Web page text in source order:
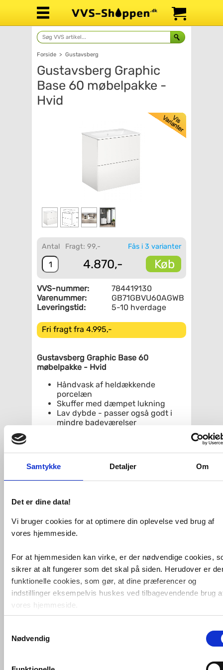
Samtykke Detaljer Om
Det er dine data!
Vi bruger cookies for at optimere din oplevelse ved brug af
vores hjemmeside.
For at hjemmesiden kan virke, er der nødvendige cookies,
sikrer at alt fungerer som det skal på siden. Herudover er
funktionelle cookies, som gør, at dine præferencer og
indstillinger eksempelvis huskes ved tilbagevendende brug
vores hjemmeside.
Foruden nødvendige og funktionelle cookies er der
cookies. Disse bruger vi bl.a. til at måle trafik, omsætning,
marketingcookies, som vi bruger til at målrette vores
Nødvendig
Forside > Gustavsberg
Gustavsberg Graphic
Base 60 møbelpakke -
Hvid
Fås i 3 varianter
Antal Fragt: 99,-
4.870,- Køb
VVS-nummer:
784419130
Varenummer:
GB71GBVU60AGWB
Leveringstid:
5-10 hverdage
Fri fragt fra 4.995,-
Gustavsberg Graphic Base 60
møbelpakke - Hvid
Håndvask af heldækkende
porcelæn
Skuffer med dæmpet lukning
Lav dybde - passer også godt i
mindre badeværelser
Monteringssystem til hurtig og
Skuffer med dæmpet lukning
Skuffer med 3/4-udvidelse
hoveddel og fronter
Plads til vandrørinstallationer bag
skufferne
Flere håndtag og knapper i
forskellige stilarter som tilbehør
pop-op funktion
Fugtbestandig spånplade,
klassificeret til badeværelser
Relaterede produkter